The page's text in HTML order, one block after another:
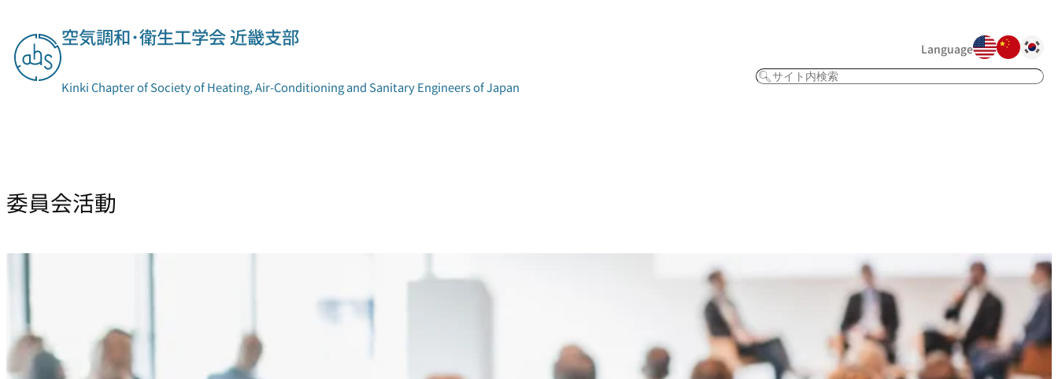
を
ス
空気調和･衛生工学会 近畿支部
Kinki Chapter of Society of Heating, Air-Conditioning and Sanitary Engineers of Japan
Language
検
委員会活動